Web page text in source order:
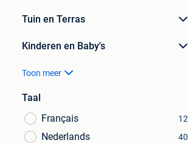
Tuin en Terras
Kinderen en Baby's
Toon meer
Taal
Français
12
Nederlands 40